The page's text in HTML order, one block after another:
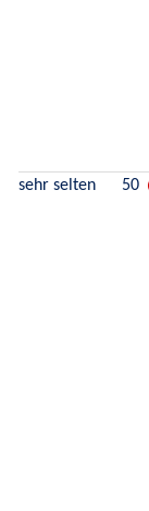
sehr selten 50